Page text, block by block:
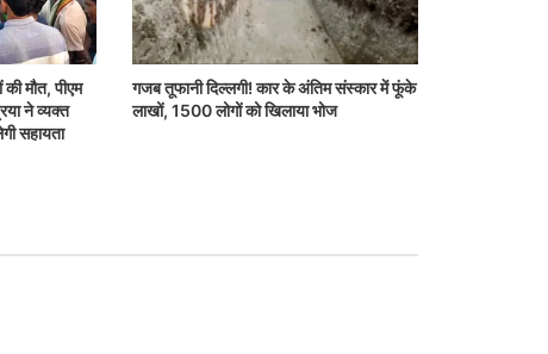
की मौत, पीएम
ने व्यक्त
सहायता
गजब तूफानी दिल्लगी! कार के अंतिम संस्कार में फूंके
लाखों, 1500 लोगों को खिलाया भोज